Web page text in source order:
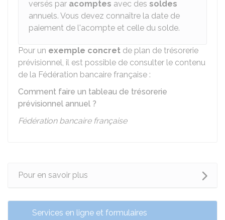
versés par acomptes avec des soldes
annuels. Vous devez connaître la date de
paiement de l'acompte et celle du solde.
Pour un exemple concret de plan de trésorerie
prévisionnel, il est possible de consulter le contenu
de la Fédération bancaire française :
Comment faire un tableau de trésorerie
prévisionnel annuel ?
Fédération bancaire française
Pour en savoir plus
Services en ligne et formulaires